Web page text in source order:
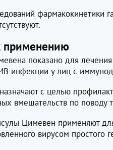
фармакокинетики
применению
показано для
инфекции у лиц с
с целью
вмешательств по поводу
Цимевен применяют
вирусом простого